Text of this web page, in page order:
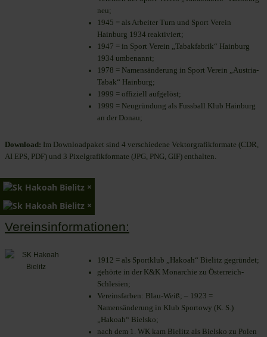
neu;
1945 = als Arbeiter Turn und Sport Verein
Hainburg 1934 reaktiviert;
1947 = in Sport Verein „Tabakfabrik“ Hainburg
1934 umbenannt;
1978 = Namensänderung in Sport Verein „Austria-
Tabak“ Hainburg;
1999 = offiziell aufgelöst;
1999 = Neugründung als Fussball Klub Hainburg
an der Donau;
Download: Im Downloadpaket sind 4 verschiedene Vektorgrafikformate (CDR,
AI EPS, PDF) und 3 Pixelgrafikformate (JPG, PNG, GIF) enthalten.
×
×
Vereinsinformationen:
1912 = als Sportklub „Hakoah“ Bielitz gegründet;
gehörte in der K&K Monarchie zu Österreich-
Schlesien;
Vereinsfarben: Blau-Weiß; – 1923 =
Namensänderung in Klub Sportowy (K. S.)
„Hakoah“ Bielsko;
nach dem 1. WK kam Bielitz als Bielsko zu Polen